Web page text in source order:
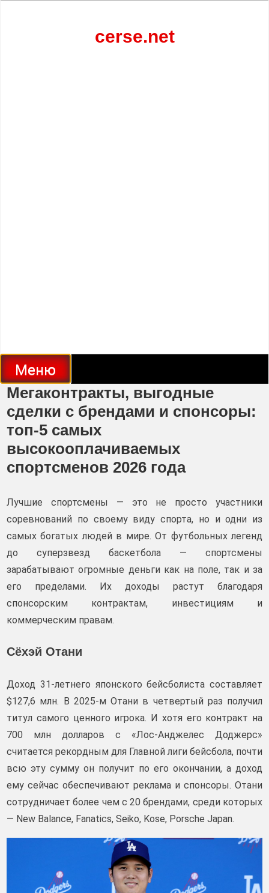
cerse.net
Меню
Мегаконтракты, выгодные
сделки с брендами и спонсоры:
топ-5 самых
высокооплачиваемых
спортсменов 2026 года
Лучшие спортсмены — это не просто участники
соревнований по своему виду спорта, но и одни из
самых богатых людей в мире. От футбольных легенд
до суперзвезд баскетбола — спортсмены
зарабатывают огромные деньги как на поле, так и за
его пределами. Их доходы растут благодаря
спонсорским контрактам, инвестициям и
коммерческим правам.
Сёхэй Отани
Доход 31-летнего японского бейсболиста составляет
$127,6 млн. В 2025-м Отани в четвертый раз получил
титул самого ценного игрока. И хотя его контракт на
700 млн долларов с «Лос-Анджелес Доджерс»
считается рекордным для Главной лиги бейсбола, почти
всю эту сумму он получит по его окончании, а доход
ему сейчас обеспечивают реклама и спонсоры. Отани
сотрудничает более чем с 20 брендами, среди которых
— New Balance, Fanatics, Seiko, Kose, Porsche Japan.